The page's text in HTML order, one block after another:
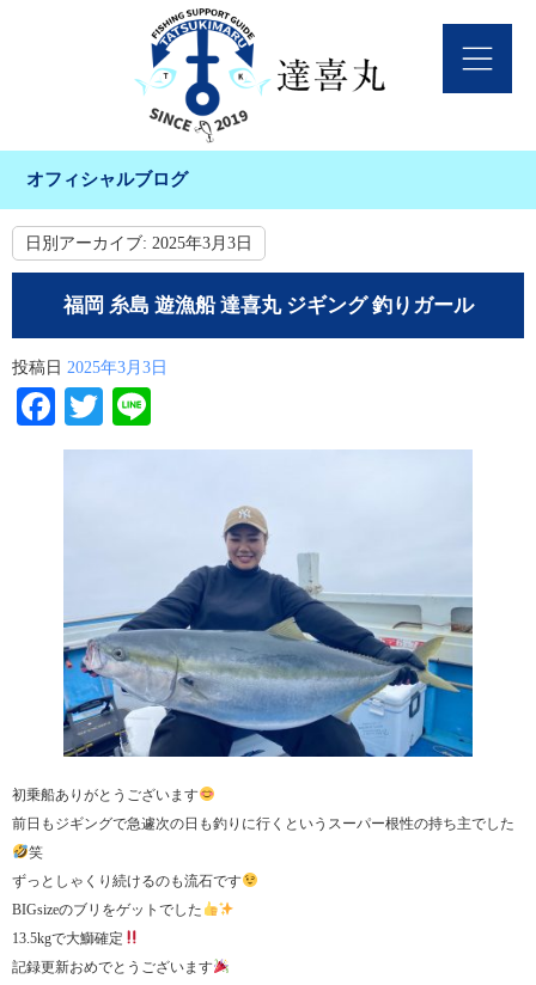
オフィシャルブログ
日別アーカイブ: 2025年3月3日
福岡 糸島 遊漁船 達喜丸 ジギング 釣りガール
投稿日 2025年3月3日
Facebook
Twitter
初乗船ありがとうございます
前日もジギングで急遽次の日も釣りに行くというスーパー根性の持ち主でした
笑
ずっとしゃくり続けるのも流石です
BIGsizeのブリをゲットでした
13.5kgで大鰤確定
記録更新おめでとうございます